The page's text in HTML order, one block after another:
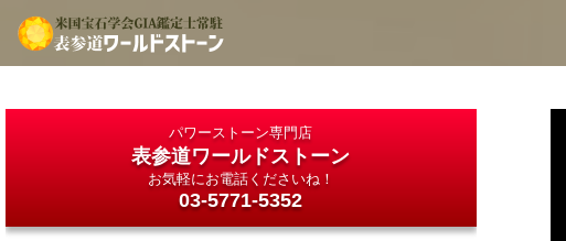
パワーストーン専門店
表参道ワールドストーン
お気軽にお電話くださいね！
03-5771-5352